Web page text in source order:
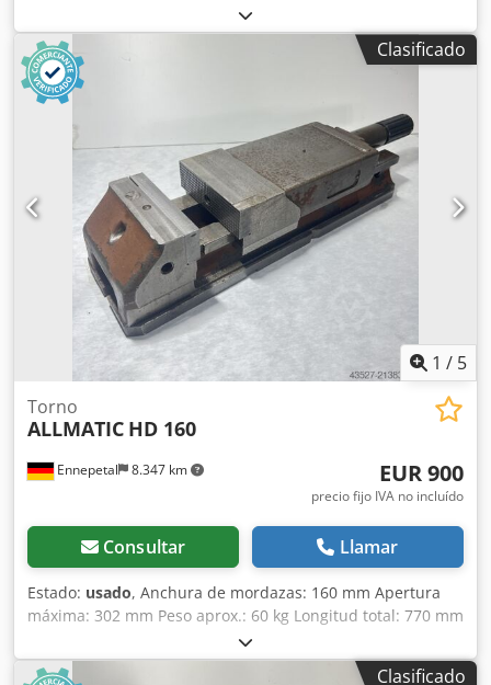
Apertura S1/mm: 0-152 Apertura S2/mm (ajustable
mediante pasador): 147-302 Niveles de fuerza de sujeción:
4 Fuerza máxima de sujeción en kN: 60 Ejecución:
Mecánica Apertura mínima/mm: 0 Pieza de trabajo: Pieza
pre-mecanizada Ancho de mordazas/mm: 160 Dcsdpsypwf
Iofx Aa Eek Apertura máxima/mm: 302 Apertura: 302 mm -
Incluye 2x garras de sujeción - Sin llave de tornillo de
Clasificado
1 / 5
Ennepetal 8.347 km
Torno
ALLMATIC HD 160
EUR 900
precio fijo IVA no incluído
Consultar Llamar
Estado: usado, Anchura de mordazas: 160 mm Apertura
máxima: 302 mm Peso aprox.: 60 kg Longitud total: 770 mm
Apertura S1/mm: 0-152 Apertura S2/mm (ajustable
mediante pasador): 147-302 Niveles de fuerza de apriete: 4
Clasificado